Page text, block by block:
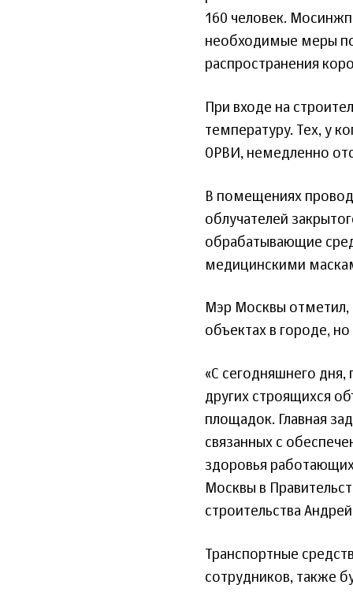
160 человек.
необходимые меры
распространения
При входе на
температуру. Тех, у
ОРВИ, немедленно
В помещениях
облучателей
обрабатывающие
медицинскими
Мэр Москвы отметил,
объектах в городе,
«С сегодняшнего
других строящихся
площадок. Главная
связанных с
здоровья
Москвы в
строительства
Транспортные
сотрудников, также